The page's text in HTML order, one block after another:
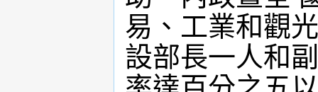
易、工業和觀
設部長一人和